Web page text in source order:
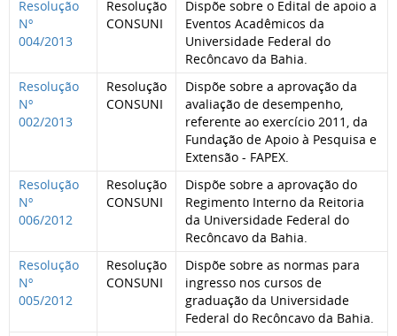
Resolução
Nº
004/2013
Resolução
CONSUNI
Dispõe sobre o Edital de apoio a
Eventos Acadêmicos da
Universidade Federal do
Recôncavo da Bahia.
Resolução
Nº
002/2013
Resolução
CONSUNI
Dispõe sobre a aprovação da
avaliação de desempenho,
referente ao exercício 2011, da
Fundação de Apoio à Pesquisa e
Extensão - FAPEX.
Resolução
Nº
006/2012
Resolução
CONSUNI
Dispõe sobre a aprovação do
Regimento Interno da Reitoria
da Universidade Federal do
Recôncavo da Bahia.
Resolução
Nº
005/2012
Resolução
CONSUNI
Dispõe sobre as normas para
ingresso nos cursos de
graduação da Universidade
Federal do Recôncavo da Bahia.